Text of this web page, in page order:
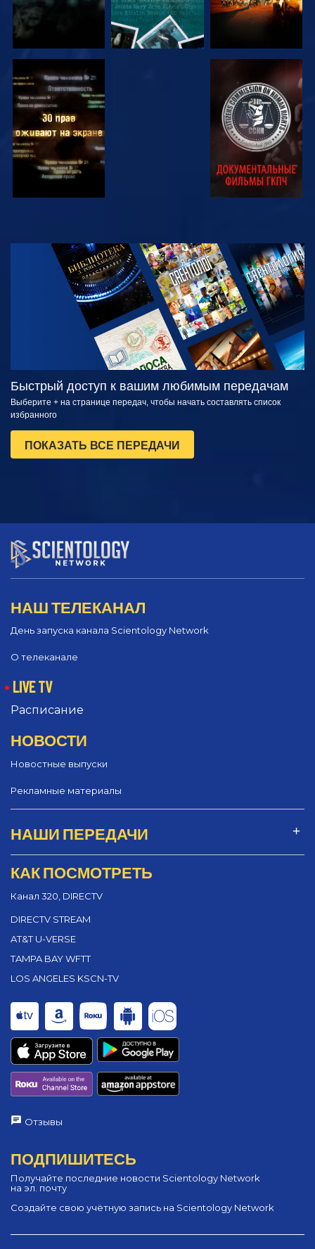
СМОТРЕТЬ СМОТРЕТЬ
СМОТРЕТЬ
СМОТРЕТЬ
ПЕРЕДАЧИ
Быстрый доступ к вашим любимым передачам
Выберите + на странице передач, чтобы начать составлять список
избранного
ПОКАЗАТЬ ВСЕ ПЕРЕДАЧИ
НАШ ТЕЛЕКАНАЛ
День запуска канала Scientology Network
О телеканале
LIVE TV
Расписание
НОВОСТИ
Новостные выпуски
Рекламные материалы
НАШИ ПЕРЕДАЧИ
КАК ПОСМОТРЕТЬ
Канал 320, DIRECTV
DIRECTV STREAM
AT&T U-VERSE
TAMPA BAY WFTT
LOS ANGELES KSCN-TV
Отзывы
ПОДПИШИТЕСЬ
Получайте последние новости Scientology Network
на эл. почту
Создайте свою учётную запись на Scientology Network